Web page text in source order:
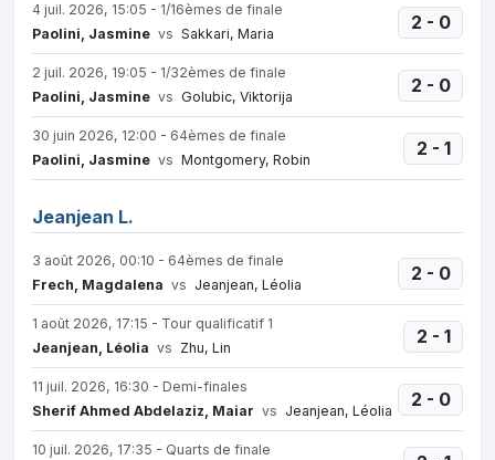
4 juil. 2026, 15:05 - 1/16èmes de finale
Paolini, Jasmine vs Sakkari, Maria
2 - 0
2 juil. 2026, 19:05 - 1/32èmes de finale
Paolini, Jasmine vs Golubic, Viktorija
2 - 0
30 juin 2026, 12:00 - 64èmes de finale
Paolini, Jasmine vs Montgomery, Robin
2 - 1
Jeanjean L.
3 août 2026, 00:10 - 64èmes de finale
Frech, Magdalena vs Jeanjean, Léolia
2 - 0
1 août 2026, 17:15 - Tour qualificatif 1
Jeanjean, Léolia vs Zhu, Lin
2 - 1
11 juil. 2026, 16:30 - Demi-finales
Sherif Ahmed Abdelaziz, Maiar vs Jeanjean, Léolia
2 - 0
10 juil. 2026, 17:35 - Quarts de finale